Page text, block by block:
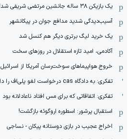
یک بازیکن ۳۸ ساله جانشین مرتضی شریفی شد!
آسیب‌دیدگی شدید مدافع جوان در پیکانشهر
یک خرید لیگ برتری دیگر هم کنسل شد
آکادمی، امید تازه استقلال در روزهای سخت
خروج هواپیماهای سوخت‌رسان آمریکا از اسرائیل
تفکری: به دادگاه cas درخواست لغو پلی‌اف را دادیم
تفکری: اتفاقاتی که برای مس افتاد ناعادلانه بود
استقبال پرشور: اسطوره اروگوئه بازگشت!
اخراج عجیب در بازی دوستانه پیکان - نساجی